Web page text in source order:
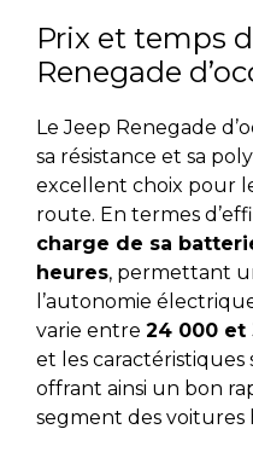
Prix et temps
Renegade
Le Jeep Renegade
sa résistance et sa
excellent choix pour
route. En termes
charge de sa
heures, permettant
l’autonomie
varie entre 24 000 et
et les
offrant ainsi un bon
segment des voitures